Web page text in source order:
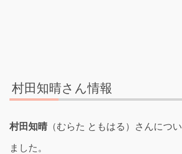
村田知晴さん情報
村田知晴 （むらた ともはる）さんにつ
ました。